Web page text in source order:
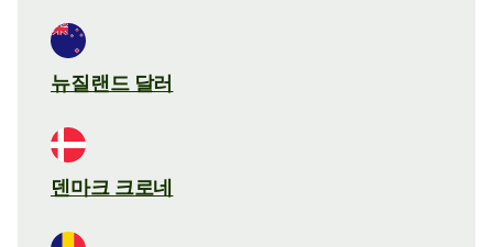
뉴질랜드 달러
덴마크 크로네